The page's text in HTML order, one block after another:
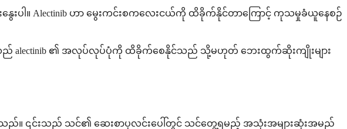
ေးပါ။ Alectinib ဟာ မွေးကင်းစကလေးငယ်ကို ထိခိုက်နိုင်တာကြောင့် ကုသမှုခံယူနေစဉ်
သည် alectinib ၏ အလုပ်လုပ်ပုံကို ထိခိုက်စေနိုင်သည် သို့မဟုတ် ဘေးထွက်ဆိုးကျိုးများ
ါသည်။ ၎င်းသည် သင်၏ ဆေးစာပုလင်းပေါ်တွင် သင်တွေ့ရမည့် အသုံးအများဆုံးအမည်